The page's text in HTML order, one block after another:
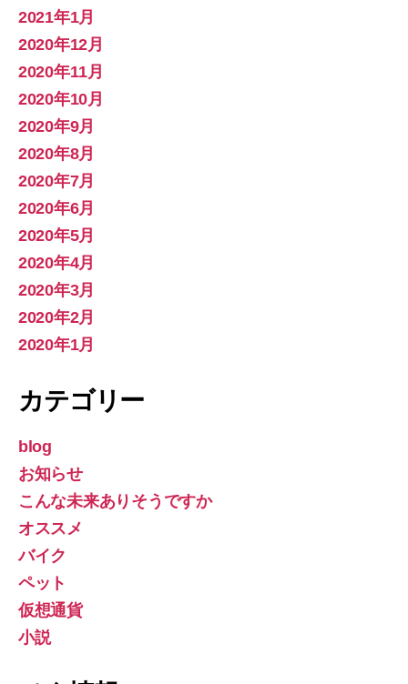
2021年1月
2020年12月
2020年11月
2020年10月
2020年9月
2020年8月
2020年7月
2020年6月
2020年5月
2020年4月
2020年3月
2020年2月
2020年1月
カテゴリー
blog
お知らせ
こんな未来ありそうですか
オススメ
バイク
ペット
仮想通貨
小説